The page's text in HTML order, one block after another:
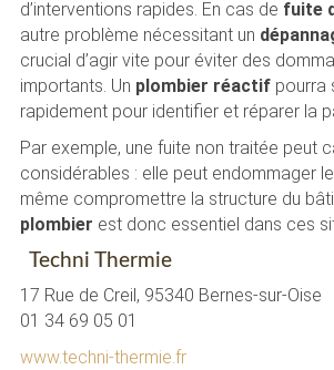
d’interventions rapides. En cas de fuite
autre problème nécessitant un
crucial d’agir vite pour éviter des
importants. Un plombier réactifpourra
rapidement pour identifier et réparer la
Par exemple, une fuite non traitée peut
considérables : elle peut endommager
même compromettre la structure du
plombier est donc essentiel dans ces
Techni Thermie
17 Rue de Creil, 95340 Bernes-sur-Oise
01 34 69 05 01
www.techni-thermie.fr